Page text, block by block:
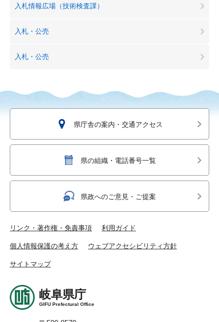
入札情報広場（技術検査課）
入札・公売
入札・公売
県庁舎の案内・交通アクセス
県の組織・電話番号一覧
県政へのご意見・ご提案
リンク・著作権・免責事項 利用ガイド
個人情報保護の考え方 ウェブアクセシビリティ方針
サイトマップ
岐阜県庁
GIFU Prefectural Office